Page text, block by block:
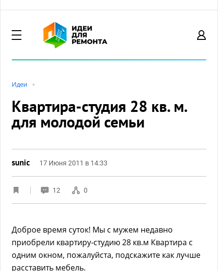
Идеи
Квартира-студия 28 кв. м.
для молодой семьи
sunic 17 Июня 2011 в 14:33
12 0
Доброе время суток! Мы с мужем недавно
приобрели квартиру-студию 28 кв.м Квартира с
одним окном, пожалуйста, подскажите как лучше
расставить мебель.